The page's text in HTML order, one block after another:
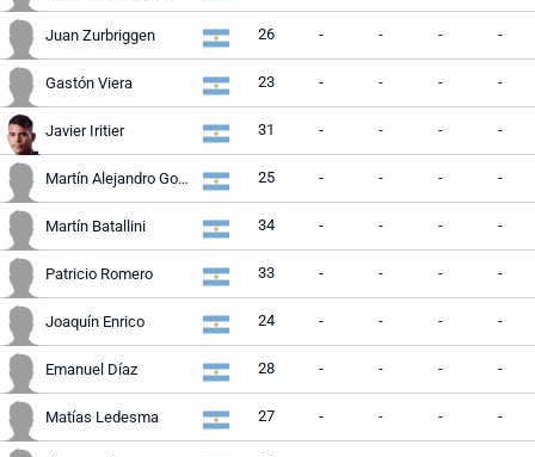
Juan Zurbriggen 26 - - - -
Gastón Viera 23 - - - -
Javier Iritier 31 - - - -
Martín Alejandro González 25 - - - -
Martín Batallini 34 - - - -
Patricio Romero 33 - - - -
Joaquín Enrico 24 - - - -
Emanuel Díaz 28 - - - -
Matías Ledesma 27 - - - -